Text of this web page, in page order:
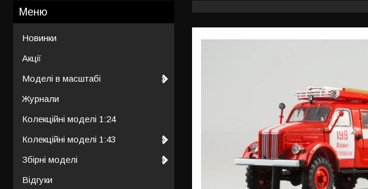
Новинки
Акції
Моделі в масштабі
Журнали
Колекційні моделі 1:24
Колекційні моделі 1:43
Збірні моделі
Відгуки